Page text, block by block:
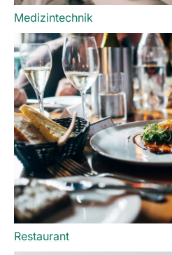
Medizintechnik
Restaurant